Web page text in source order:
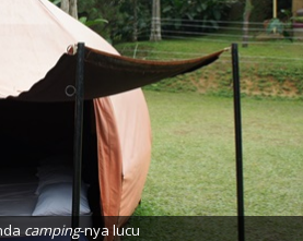
camping-nya lucu